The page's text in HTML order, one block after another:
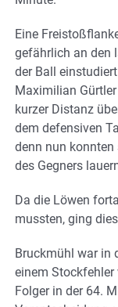
Eine
gefährlich an den
der Ball
Maximilian
kurzer Distanz
dem defensiven
denn nun
des Gegners
Da die Löwen
mussten, ging
Bruckmühl war in
einem
Folger in der 64.